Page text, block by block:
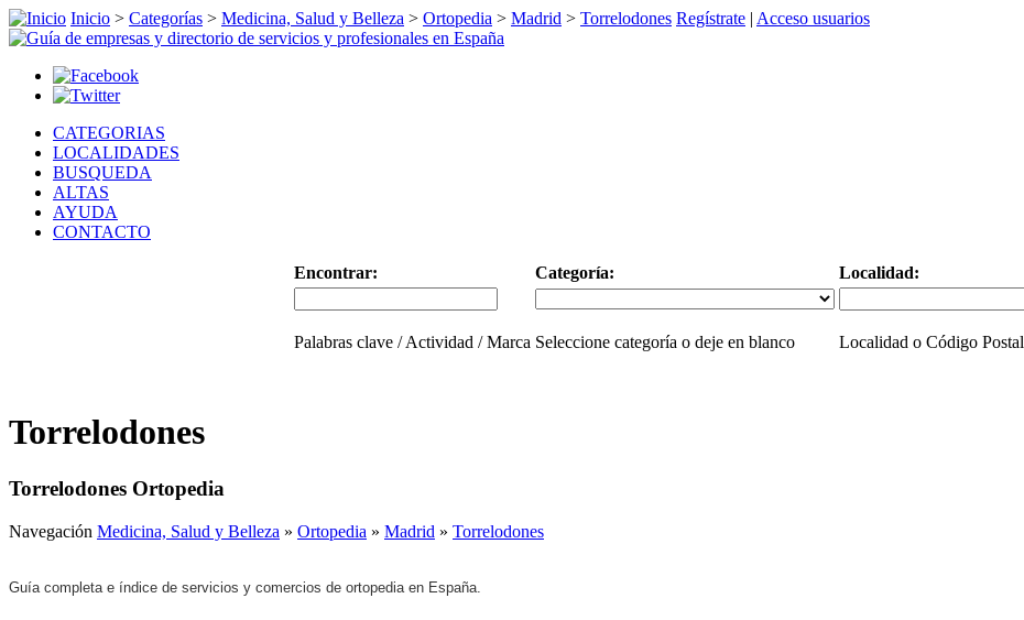
Inicio > Categorías > Medicina, Salud y Belleza > Ortopedia > Madrid > Torrelodones Regístrate | Acceso usuarios
CATEGORIAS
LOCALIDADES
BUSQUEDA
ALTAS
AYUDA
CONTACTO
Encontrar: Categoría: Localidad:
Palabras clave / Actividad / Marca Seleccione categoría o deje en blanco Localidad o Código Postal
Torrelodones
Torrelodones Ortopedia
Navegación Medicina, Salud y Belleza » Ortopedia » Madrid » Torrelodones
Guía completa e índice de servicios y comercios de ortopedia en España.